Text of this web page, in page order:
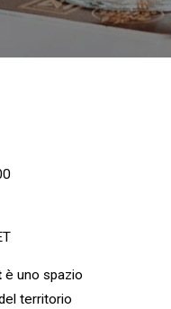
è uno spazio
territorio